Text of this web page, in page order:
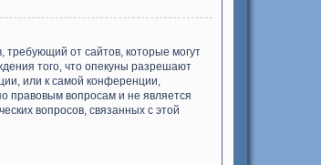
требующий от сайтов, которые могут
того, что опекуны разрешают
или к самой конференции,
правовым вопросам и не является
вопросов, связанных с этой